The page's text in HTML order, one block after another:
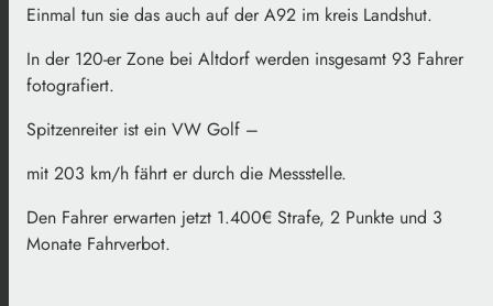
Einmal tun sie das auch auf der A92 im kreis Landshut.
In der 120-er Zone bei Altdorf werden insgesamt 93 Fahrer
fotografiert.
Spitzenreiter ist ein VW Golf –
mit 203 km/h fährt er durch die Messstelle.
Den Fahrer erwarten jetzt 1.400€ Strafe, 2 Punkte und 3
Monate Fahrverbot.